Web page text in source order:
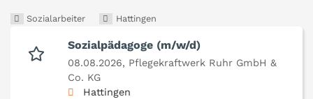
Sozialarbeiter Hattingen
Sozialpädagoge (m/w/d)
08.08.2026, Pflegekraftwerk Ruhr GmbH &
Co. KG
Hattingen